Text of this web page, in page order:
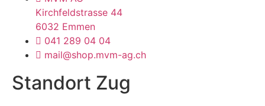
Kirchfeldstrasse 44
6032 Emmen
041 289 04 04
mail@shop.mvm-ag.ch
Standort Zug